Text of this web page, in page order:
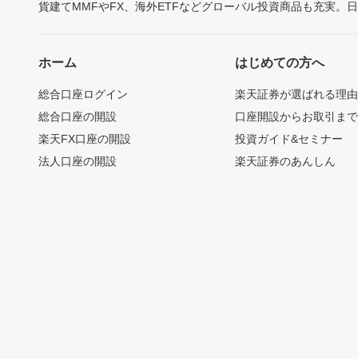
貨建てMMFやFX、海外ETFなどグローバル投資商品も充実。
ホーム
総合口座ログイン
総合口座の開設
楽天FX口座の開設
法人口座の開設
はじめての方へ
楽天証券が選ばれる理由
口座開設からお取引ま
投資ガイド&セミナー
楽天証券のあんしん